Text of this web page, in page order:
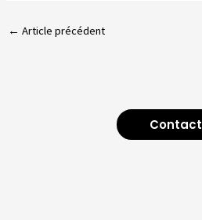
← Article précédent
Contact